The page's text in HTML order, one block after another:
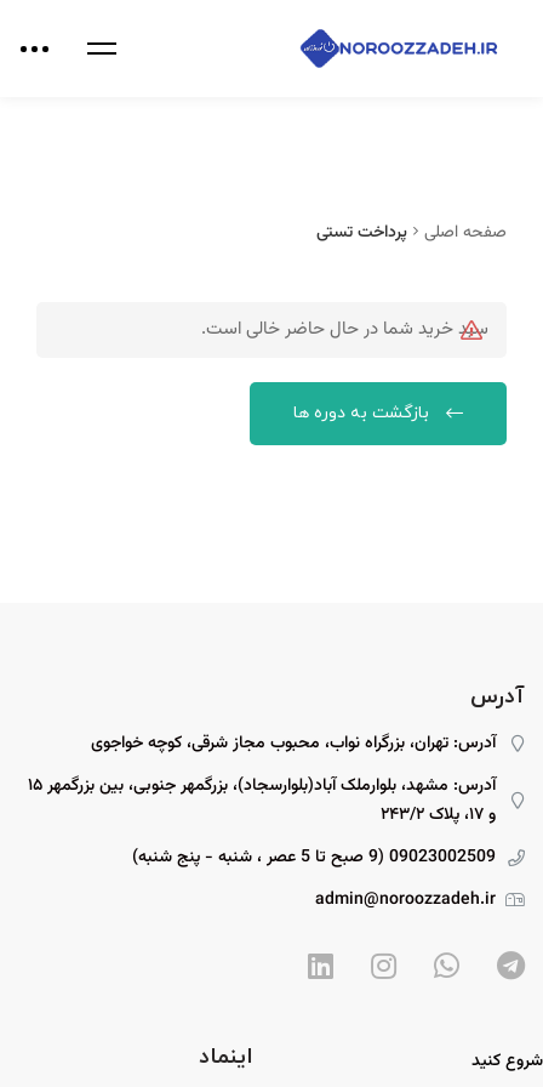
صفحه اصلی پرداخت تستی
سبد خرید شما در حال حاضر خالی است.
بازگشت به دوره ها
آدرس
آدرس: تهران، بزرگراه نواب، محبوب مجاز شرقی، کوچه خواجوی
آدرس: مشهد، بلوارملک آباد(بلوارسجاد)، بزرگمهر جنوبی، بین بزرگمهر ۱۵
و ۱۷، پلاک ۲۴۳/۲
09023002509 (9 صبح تا 5 عصر ، شنبه - پنج شنبه)
admin@noroozzadeh.ir
شروع کنید اینماد